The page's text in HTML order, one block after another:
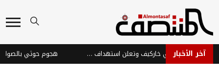
آخر الأخبار روسيا تسيطر على بلدة في خاركيف وتعلن استهداف سفن أوكرانية